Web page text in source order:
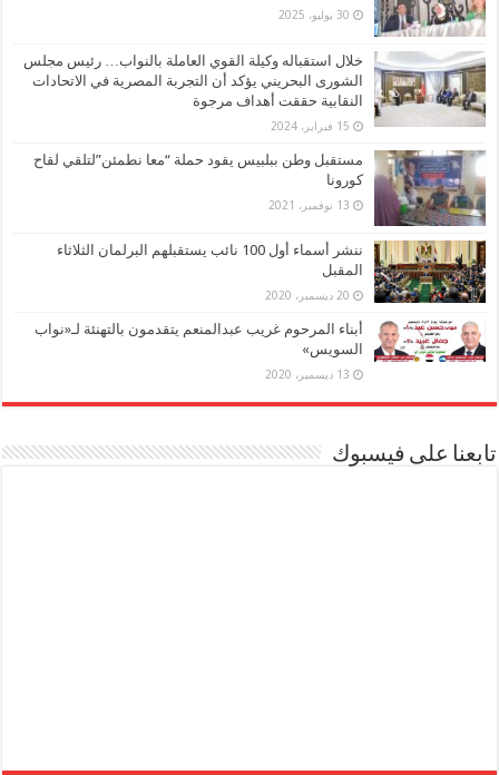
30 يوليو، 2025
خلال استقباله وكيلة القوي العاملة بالنواب… رئيس مجلس
الشورى البحريني يؤكد أن التجربة المصرية في الاتحادات
النقابية حققت أهداف مرجوة
15 فبراير، 2024
مستقبل وطن ببلبيس يقود حملة “معا نطمئن”لتلقي لقاح
كورونا
13 نوفمبر، 2021
ننشر أسماء أول 100 نائب يستقبلهم البرلمان الثلاثاء
المقبل
20 ديسمبر، 2020
أبناء المرحوم غريب عبدالمنعم يتقدمون بالتهنئة لـ«نواب
السويس»
13 ديسمبر، 2020
تابعنا على فيسبوك